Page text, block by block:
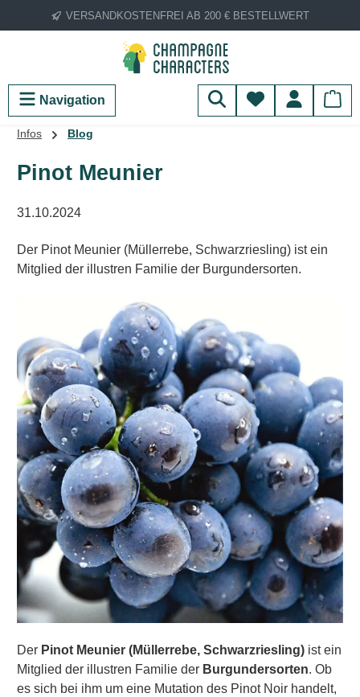
Zum Hauptinhalt springen
VERSANDKOSTENFREI AB 200 € BESTELLWERT
Navigation Du hast 0
Infos Blog
Pinot Meunier
31.10.2024
Der Pinot Meunier (Müllerrebe, Schwarzriesling) ist ein
Mitglied der illustren Familie der Burgundersorten.
Der Pinot Meunier (Müllerrebe, Schwarzriesling) ist ein
Mitglied der illustren Familie der Burgundersorten. Ob
es sich bei ihm um eine Mutation des Pinot Noir handelt,